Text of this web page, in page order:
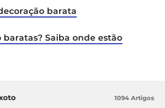
barata
baratas? Saiba onde estão
1094 Artigos